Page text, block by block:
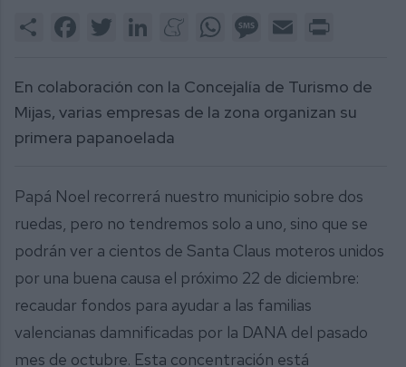
1
Share FacebookTwitter LinkedInMeneameWhatsAppMessage
Email
En colaboración con la Concejalía de Turismo de
Mijas, varias empresas de la zona organizan su
primera papanoelada
Papá Noel recorrerá nuestro municipio sobre dos
ruedas, pero no tendremos solo a uno, sino que se
podrán ver a cientos de Santa Claus moteros unidos
por una buena causa el próximo 22 de diciembre:
recaudar fondos para ayudar a las familias
valencianas damnificadas por la DANA del pasado
mes de octubre. Esta concentración está